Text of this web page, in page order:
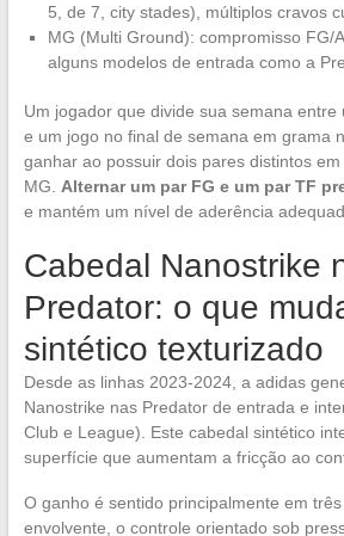
5, de 7, city stades), múltiplos cravos
MG (Multi Ground): compromisso FG/
alguns modelos de entrada como a
Um jogador que divide sua semana entre
e um jogo no final de semana em grama
ganhar ao possuir dois pares distintos
MG. Alternar um par FG e um par TF
e mantém um nível de aderência
Cabedal Nanostrike
Predator: o que
sintético texturizado
Desde as linhas 2023-2024, a adidas
Nanostrike nas Predator de entrada e
Club e League). Este cabedal sintético
superfície que aumentam a fricção ao
O ganho é sentido principalmente em
envolvente, o controle orientado sob